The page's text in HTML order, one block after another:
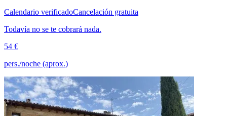
Calendario verificadoCancelación gratuita
Todavía no se te cobrará nada.
54 €
pers./noche (aprox.)